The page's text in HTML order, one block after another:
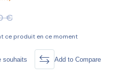
€
ce produit en ce moment
souhaits Add to Compare